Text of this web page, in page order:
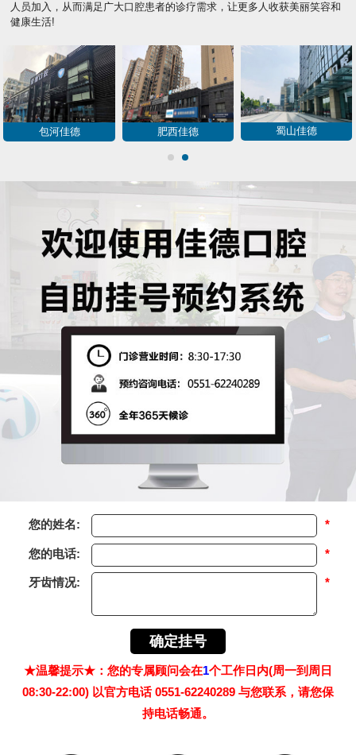
人员加入，从而满足广大口腔患者的诊疗需求，让更多人收获美丽笑容和
健康生活!
庐阳佳德 新华佳德 阜阳佳德
您的姓名: *
您的电话: *
牙齿情况: *
★温馨提示★：您的专属顾问会在1个工作日内(周一到周日
08:30-22:00) 以官方电话 0551-62240289 与您联系，请您保
持电话畅通。